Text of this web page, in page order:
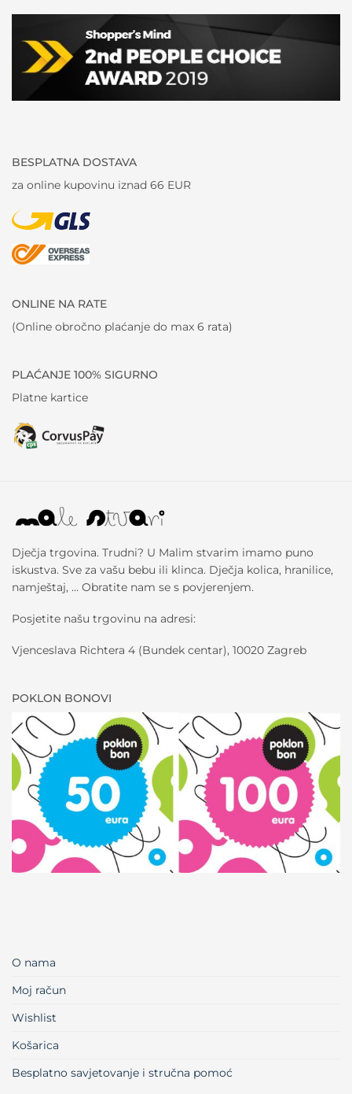
BESPLATNA DOSTAVA
za online kupovinu iznad 66 EUR
ONLINE NA RATE
(Online obročno plaćanje do max 6 rata)
PLAĆANJE 100% SIGURNO
Platne kartice
Dječja trgovina. Trudni? U Malim stvarim imamo puno
iskustva. Sve za vašu bebu ili klinca. Dječja kolica, hranilice,
namještaj, … Obratite nam se s povjerenjem.
Posjetite našu trgovinu na adresi:
Vjenceslava Richtera 4 (Bundek centar), 10020 Zagreb
POKLON BONOVI
O nama
Moj račun
Wishlist
Košarica
Besplatno savjetovanje i stručna pomoć